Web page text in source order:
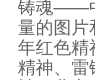
铸魂——
量的图片
年红色精
精神、雷